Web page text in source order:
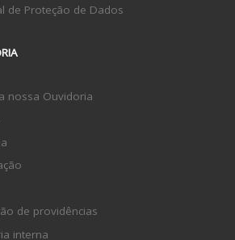
de Proteção de Dados
nossa Ouvidoria
de providências
interna